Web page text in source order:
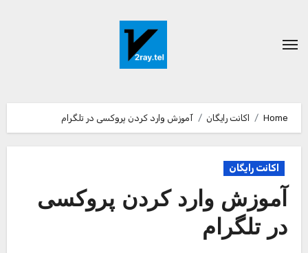
content
Home اکانت رایگان آموزش وارد کردن پروکسی در تلگرام
اکانت رایگان
آموزش وارد کردن پروکسی
در تلگرام